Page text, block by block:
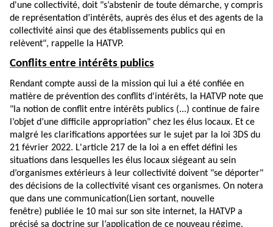
d'une collectivité, doit "s’abstenir de toute démarche, y compris
de représentation d’intérêts, auprès des élus et des agents de la
collectivité ainsi que des établissements publics qui en
relèvent", rappelle la HATVP.
Conflits entre intérêts publics
Rendant compte aussi de la mission qui lui a été confiée en
matière de prévention des conflits d'intérêts, la HATVP note que
"la notion de conflit entre intérêts publics (...) continue de faire
l’objet d’une difficile appropriation" chez les élus locaux. Et ce
malgré les clarifications apportées sur le sujet par la loi 3DS du
21 février 2022. L'article 217 de la loi a en effet défini les
situations dans lesquelles les élus locaux siégeant au sein
d’organismes extérieurs à leur collectivité doivent "se déporter"
des décisions de la collectivité visant ces organismes. On notera
que dans une communication(Lien sortant, nouvelle
fenêtre) publiée le 10 mai sur son site internet, la HATVP a
précisé sa doctrine sur l’application de ce nouveau régime.